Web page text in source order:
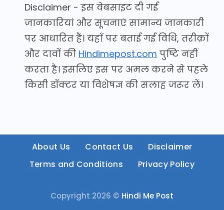
Disclaimer - इस वेबसाइट दी गई
जानकारियां और सूचनाएं सामान्य जानकारी
पर आधारित हैं। यहाँ पर बताई गई विधि, तरीक़ों
और दावों की Hindimepost.com पुष्टि नहीं
करता है। इसलिए इस पर अमल करने से पहले
किसी डॉक्टर या विशेषज्ञ की सलाह जरूर लें।
About Us Contact Us
Disclaimer
Terms and Conditions
Privacy Policy
Copyright 2026 © Hindi Me Post